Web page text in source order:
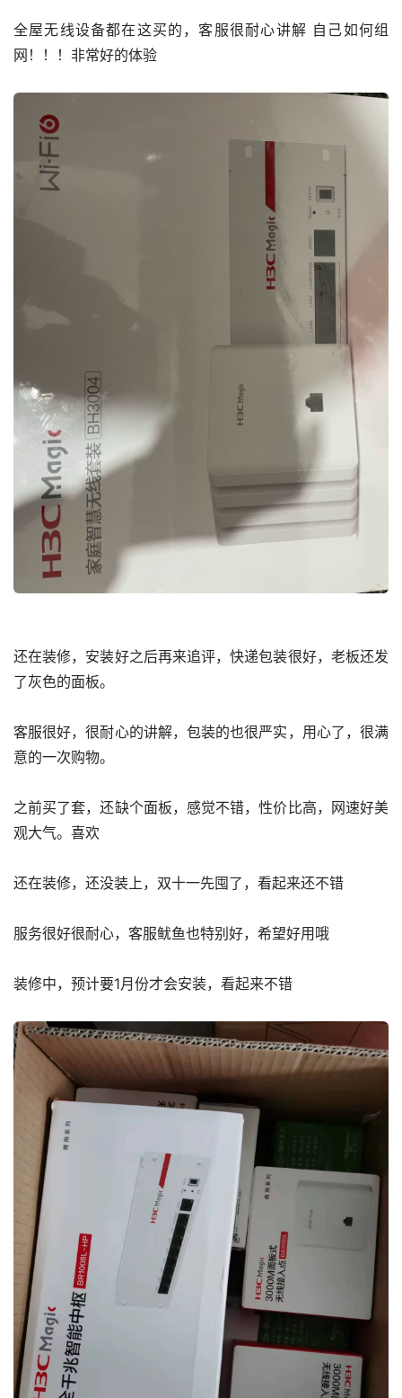
全屋无线设备都在这买的，客服很耐心讲解 自己如何组
网！！！非常好的体验
还在装修，安装好之后再来追评，快递包装很好，老板还发
了灰色的面板。
客服很好，很耐心的讲解，包装的也很严实，用心了，很满
意的一次购物。
之前买了套，还缺个面板，感觉不错，性价比高，网速好美
观大气。喜欢
还在装修，还没装上，双十一先囤了，看起来还不错
服务很好很耐心，客服鱿鱼也特别好，希望好用哦
装修中，预计要1月份才会安装，看起来不错